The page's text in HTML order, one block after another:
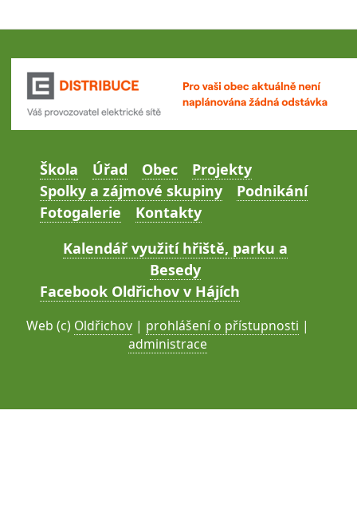
Škola Úřad Obec
Projekty
Spolky a zájmové skupiny
Podnikání
Fotogalerie
Kontakty
Kalendář využití hřiště, parku a
Besedy
Facebook Oldřichov v Hájích
Web (c) Oldřichov | prohlášení o přístupnosti |
administrace